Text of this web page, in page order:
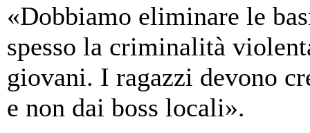
«Dobbiamo eliminare le
spesso la criminalità
giovani. I ragazzi devono
e non dai boss locali».